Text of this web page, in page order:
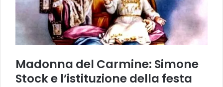
Madonna del Carmine: Simone
Stock e l’istituzione della festa